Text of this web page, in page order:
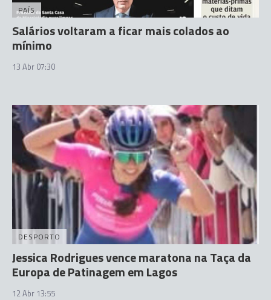
PAÍS
Salários voltaram a ficar mais colados ao
mínimo
13 Abr 07:30
DESPORTO
Jessica Rodrigues vence maratona na Taça da
Europa de Patinagem em Lagos
12 Abr 13:55